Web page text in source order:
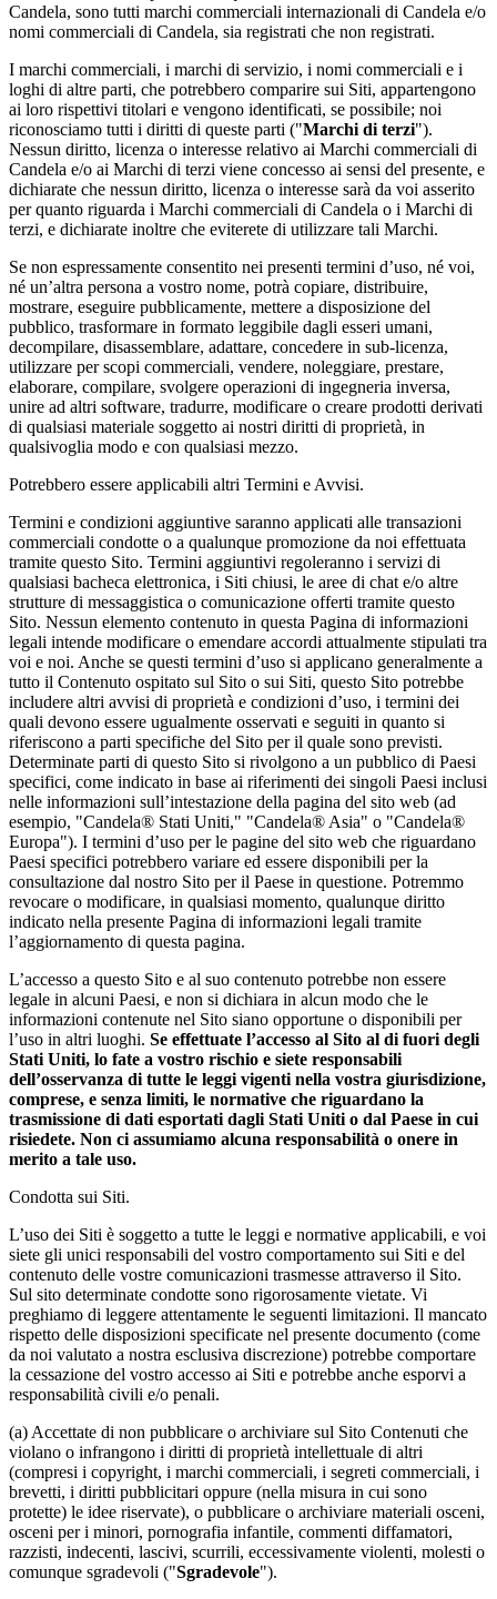
Candela, sono tutti marchi commerciali internazionali di Candela e/o
nomi commerciali di Candela, sia registrati che non registrati.
I marchi commerciali, i marchi di servizio, i nomi commerciali e i
loghi di altre parti, che potrebbero comparire sui Siti, appartengono
ai loro rispettivi titolari e vengono identificati, se possibile; noi
riconosciamo tutti i diritti di queste parti ("Marchi di terzi").
Nessun diritto, licenza o interesse relativo ai Marchi commerciali di
Candela e/o ai Marchi di terzi viene concesso ai sensi del presente, e
dichiarate che nessun diritto, licenza o interesse sarà da voi asserito
per quanto riguarda i Marchi commerciali di Candela o i Marchi di
terzi, e dichiarate inoltre che eviterete di utilizzare tali Marchi.
Se non espressamente consentito nei presenti termini d’uso, né voi,
né un’altra persona a vostro nome, potrà copiare, distribuire,
mostrare, eseguire pubblicamente, mettere a disposizione del
pubblico, trasformare in formato leggibile dagli esseri umani,
decompilare, disassemblare, adattare, concedere in sub-licenza,
utilizzare per scopi commerciali, vendere, noleggiare, prestare,
elaborare, compilare, svolgere operazioni di ingegneria inversa,
unire ad altri software, tradurre, modificare o creare prodotti derivati
di qualsiasi materiale soggetto ai nostri diritti di proprietà, in
qualsivoglia modo e con qualsiasi mezzo.
Potrebbero essere applicabili altri Termini e Avvisi.
Termini e condizioni aggiuntive saranno applicati alle transazioni
commerciali condotte o a qualunque promozione da noi effettuata
tramite questo Sito. Termini aggiuntivi regoleranno i servizi di
qualsiasi bacheca elettronica, i Siti chiusi, le aree di chat e/o altre
strutture di messaggistica o comunicazione offerti tramite questo
Sito. Nessun elemento contenuto in questa Pagina di informazioni
legali intende modificare o emendare accordi attualmente stipulati tra
voi e noi. Anche se questi termini d’uso si applicano generalmente a
tutto il Contenuto ospitato sul Sito o sui Siti, questo Sito potrebbe
includere altri avvisi di proprietà e condizioni d’uso, i termini dei
quali devono essere ugualmente osservati e seguiti in quanto si
riferiscono a parti specifiche del Sito per il quale sono previsti.
Determinate parti di questo Sito si rivolgono a un pubblico di Paesi
specifici, come indicato in base ai riferimenti dei singoli Paesi inclusi
nelle informazioni sull’intestazione della pagina del sito web (ad
esempio, "Candela® Stati Uniti," "Candela® Asia" o "Candela®
Europa"). I termini d’uso per le pagine del sito web che riguardano
Paesi specifici potrebbero variare ed essere disponibili per la
consultazione dal nostro Sito per il Paese in questione. Potremmo
revocare o modificare, in qualsiasi momento, qualunque diritto
indicato nella presente Pagina di informazioni legali tramite
l’aggiornamento di questa pagina.
L’accesso a questo Sito e al suo contenuto potrebbe non essere
legale in alcuni Paesi, e non si dichiara in alcun modo che le
informazioni contenute nel Sito siano opportune o disponibili per
l’uso in altri luoghi. Se effettuate l’accesso al Sito al di fuori degli
Stati Uniti, lo fate a vostro rischio e siete responsabili
dell’osservanza di tutte le leggi vigenti nella vostra giurisdizione,
comprese, e senza limiti, le normative che riguardano la
trasmissione di dati esportati dagli Stati Uniti o dal Paese in cui
risiedete. Non ci assumiamo alcuna responsabilità o onere in
merito a tale uso.
Condotta sui Siti.
L’uso dei Siti è soggetto a tutte le leggi e normative applicabili, e voi
siete gli unici responsabili del vostro comportamento sui Siti e del
contenuto delle vostre comunicazioni trasmesse attraverso il Sito.
Sul sito determinate condotte sono rigorosamente vietate. Vi
preghiamo di leggere attentamente le seguenti limitazioni. Il mancato
rispetto delle disposizioni specificate nel presente documento (come
da noi valutato a nostra esclusiva discrezione) potrebbe comportare
la cessazione del vostro accesso ai Siti e potrebbe anche esporvi a
responsabilità civili e/o penali.
(a) Accettate di non pubblicare o archiviare sul Sito Contenuti che
violano o infrangono i diritti di proprietà intellettuale di altri
(compresi i copyright, i marchi commerciali, i segreti commerciali, i
brevetti, i diritti pubblicitari oppure (nella misura in cui sono
protette) le idee riservate), o pubblicare o archiviare materiali osceni,
osceni per i minori, pornografia infantile, commenti diffamatori,
razzisti, indecenti, lascivi, scurrili, eccessivamente violenti, molesti o
comunque sgradevoli ("Sgradevole").